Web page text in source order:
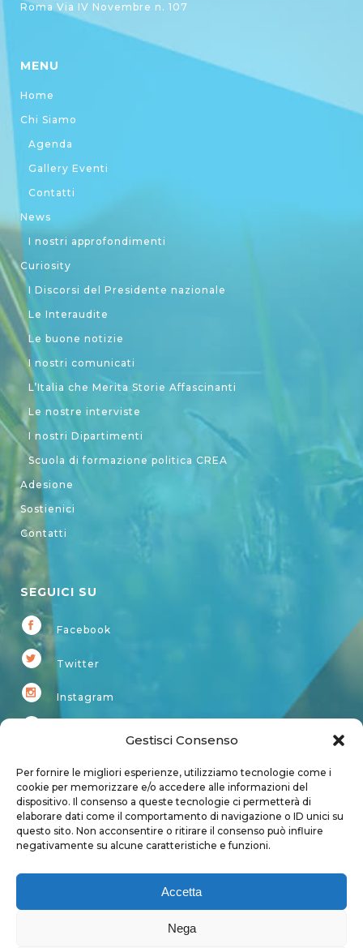
Gestisci Consenso
Per fornire le migliori esperienze, utilizziamo tecnologie come i
cookie per memorizzare e/o accedere alle informazioni del
dispositivo. Il consenso a queste tecnologie ci permetterà di
elaborare dati come il comportamento di navigazione o ID unici su
questo sito. Non acconsentire o ritirare il consenso può influire
negativamente su alcune caratteristiche e funzioni.
Accetta
Nega
Roma Via IV Novembre n. 107
MENU
Home
Chi Siamo
Agenda
Gallery Eventi
Contatti
News
I nostri approfondimenti
Curiosity
I Discorsi del Presidente nazionale
Le Interaudite
Le buone notizie
I nostri comunicati
L’Italia che Merita Storie Affascinanti
Le nostre interviste
I nostri Dipartimenti
Scuola di formazione politica CREA
Adesione
Sostienici
Contatti
SEGUICI SU
Facebook
Twitter
Instagram
Account
Login
User page